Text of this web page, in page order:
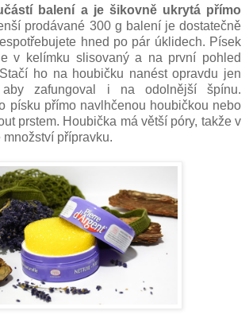
balení a je šikovně ukrytá přímo
prodávané 300 g balení je dostatečně
hned po pár úklidech. Písek
v kelímku slisovaný a na první pohled
ho na houbičku nanést opravdu jen
aby zafungoval i na odolnější špínu.
písku přímo navlhčenou houbičkou nebo
prstem. Houbička má větší póry, takže v
přípravku.